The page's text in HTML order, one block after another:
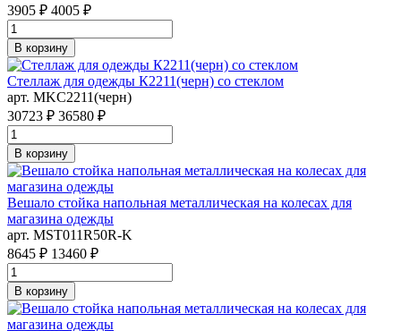
3905 ₽ 4005 ₽
В корзину
Стеллаж для одежды К2211(черн) со стеклом
арт. MKC2211(черн)
30723 ₽ 36580 ₽
В корзину
Вешало стойка напольная металлическая на колесах для
магазина одежды
арт. MST011R50R-K
8645 ₽ 13460 ₽
В корзину